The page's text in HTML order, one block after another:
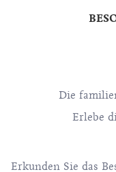
Die
Erlebe
Erkunden Sie das